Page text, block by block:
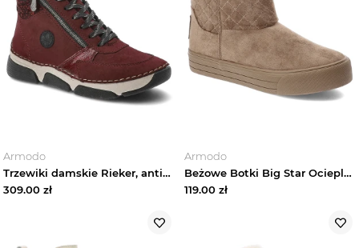
Marki
Trendy
Wyprzedaże
Armodo
Trzewiki damskie Rieker, antistress ocieplane futerkiem i na grubej podeszwie, czerwone, 45960-35
309.00 zł
Armodo
Beżowe Botki Big Star Ocieplane Obuwie Damskie
119.00 zł